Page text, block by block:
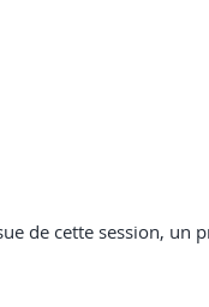
de cette session, un